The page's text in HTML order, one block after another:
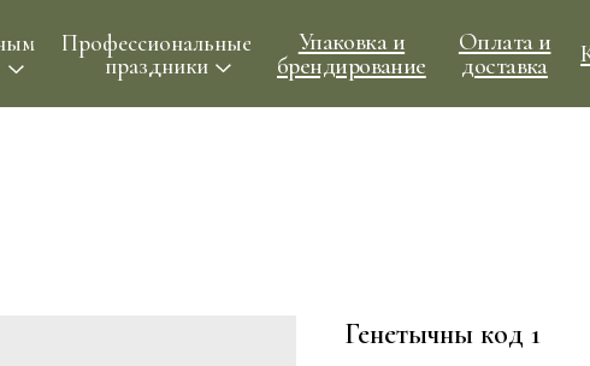
Контакты
Оплата и
доставка
Упаковка и
брендирование
Профессиональные
праздники
Генетычны код 1